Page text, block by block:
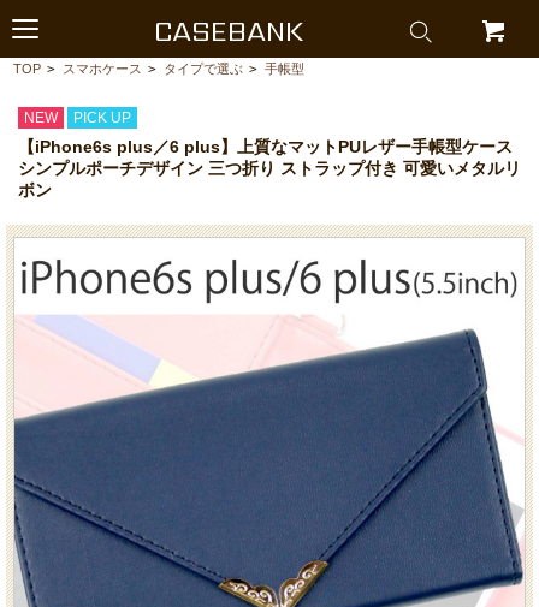
CASEBANK
TOP > スマホケース > タイプで選ぶ > 手帳型
NEW PICK UP
【iPhone6s plus／6 plus】上質なマットPUレザー手帳型ケース
シンプルポーチデザイン 三つ折り ストラップ付き 可愛いメタルリ
ボン